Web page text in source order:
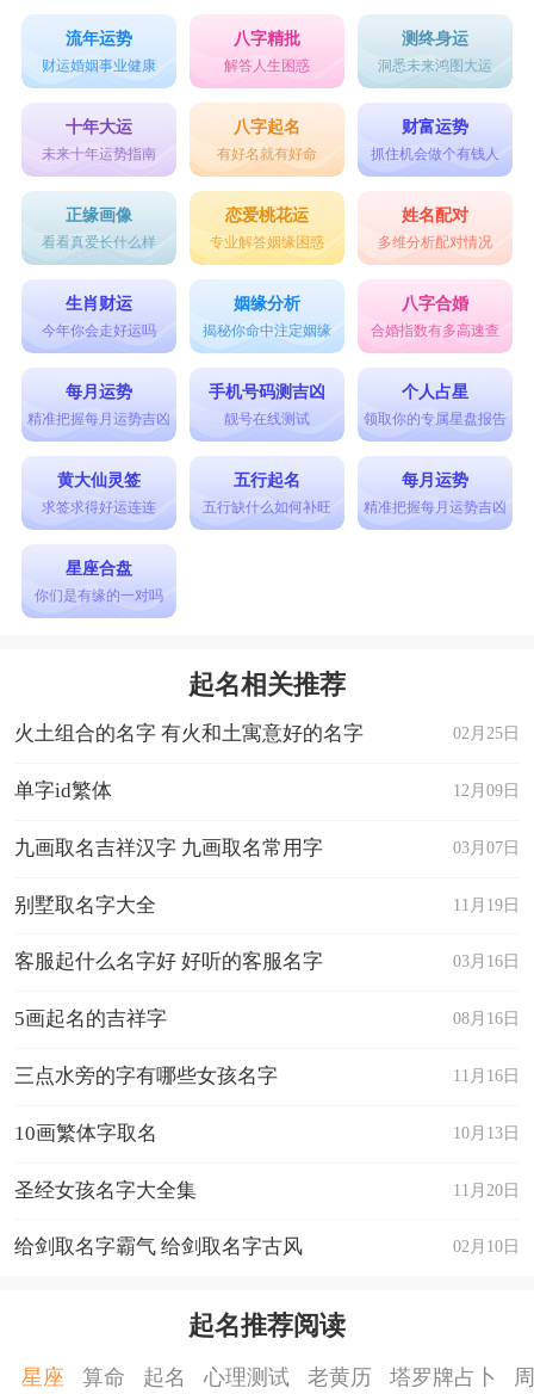
流年运势
财运婚姻事业健康
八字精批
解答人生困惑
测终身运
洞悉未来鸿图大运
十年大运
未来十年运势指南
八字起名
有好名就有好命
财富运势
抓住机会做个有钱人
正缘画像
看看真爱长什么样
恋爱桃花运
专业解答姻缘困惑
姓名配对
多维分析配对情况
生肖财运
今年你会走好运吗
姻缘分析
揭秘你命中注定姻缘
八字合婚
合婚指数有多高速查
每月运势
精准把握每月运势吉凶
手机号码测吉凶
靓号在线测试
个人占星
领取你的专属星盘报告
黄大仙灵签
求签求得好运连连
五行起名
五行缺什么如何补旺
每月运势
精准把握每月运势吉凶
星座合盘
你们是有缘的一对吗
起名相关推荐
02月25日
火土组合的名字 有火和土寓意好的名字
12月09日
单字id繁体
03月07日
九画取名吉祥汉字 九画取名常用字
11月19日
别墅取名字大全
03月16日
客服起什么名字好 好听的客服名字
08月16日
5画起名的吉祥字
11月16日
三点水旁的字有哪些女孩名字
10月13日
10画繁体字取名
11月20日
圣经女孩名字大全集
02月10日
给剑取名字霸气 给剑取名字古风
起名推荐阅读
星座 算命 起名 心理测试 老黄历 塔罗牌占卜